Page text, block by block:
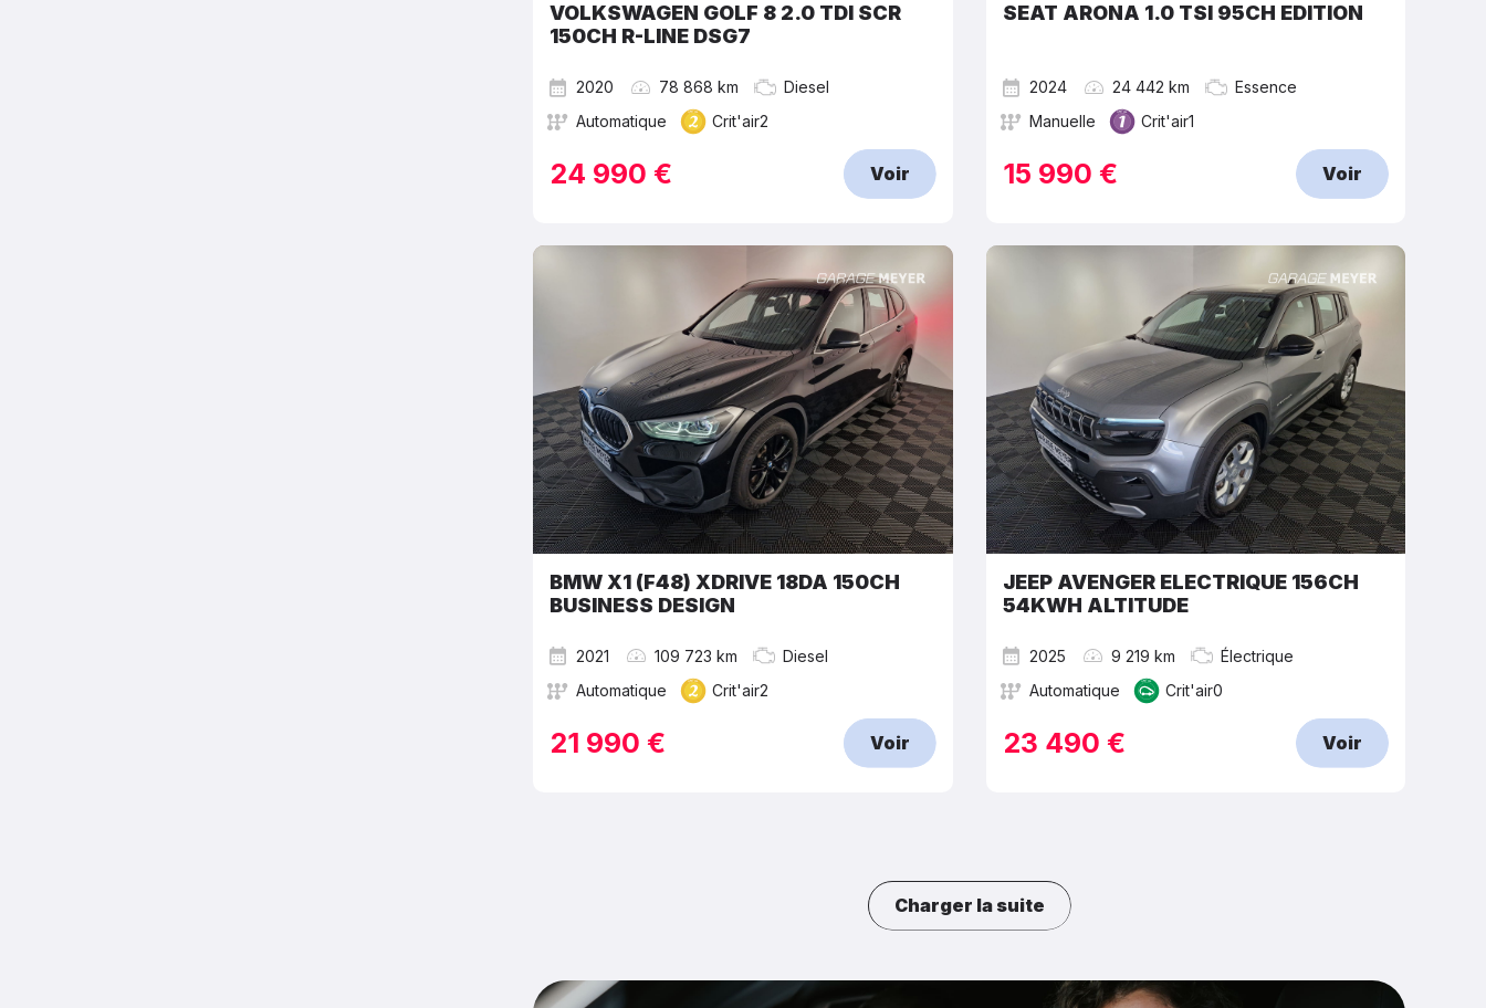
VOLKSWAGEN GOLF 8 2.0 TDI SCR
150CH R-LINE DSG7
2020 78 868 km
Diesel
Automatique
Crit'air2
24 990 € Voir
SEAT ARONA 1.0 TSI 95CH EDITION
2024 24 442 km
Essence
Manuelle
Crit'air1
15 990 € Voir
BMW X1 (F48) XDRIVE 18DA 150CH
BUSINESS DESIGN
2021 109 723 km
Diesel
Automatique
Crit'air2
21 990 € Voir
JEEP AVENGER ELECTRIQUE 156CH
54KWH ALTITUDE
2025 9 219 km
Électrique
Automatique
Crit'air0
23 490 € Voir
Charger la suite